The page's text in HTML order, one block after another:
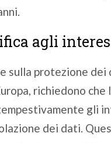
agli
sulla protezione dei
richiedono che
gli
dei dati.